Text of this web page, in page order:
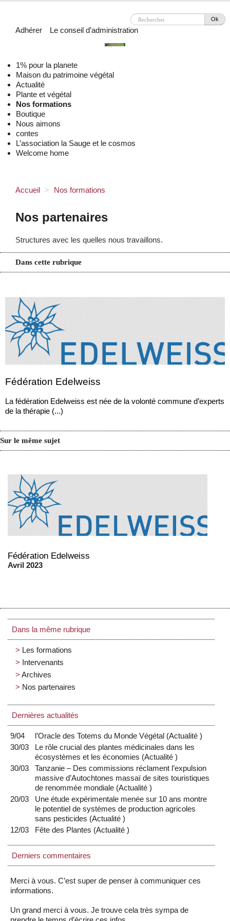
Ok
Adhérer Le conseil d’administration
1% pour la planete
Maison du patrimoine végétal
Actualité
Plante et végétal
Nos formations
Boutique
Nous aimons
contes
L’association la Sauge et le cosmos
Welcome home
Accueil > Nos formations
Nos partenaires
Structures avec les quelles nous travaillons.
Dans cette rubrique
Fédération Edelweiss
La fédération Edelweiss est née de la volonté commune d’experts
de la thérapie (...)
Sur le même sujet
Fédération Edelweiss
Avril 2023
Dans la même rubrique
Les formations
Intervenants
Archives
Nos partenaires
Dernières actualités
9/04 l’Oracle des Totems du Monde Végétal (Actualité)
30/03
Le rôle crucial des plantes médicinales dans les
écosystèmes et les économies (Actualité)
30/03
Tanzanie – Des commissions réclament l’expulsion
massive d’Autochtones massaï de sites touristiques
de renommée mondiale (Actualité)
20/03
Une étude expérimentale menée sur 10 ans montre
le potentiel de systèmes de production agricoles
sans pesticides (Actualité)
12/03
Fête des Plantes (Actualité)
Derniers commentaires
Merci à vous. C’est super de penser à communiquer ces
informations.
Un grand merci à vous. Je trouve cela très sympa de